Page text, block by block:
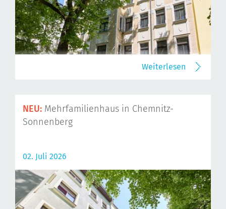
Weiterlesen
NEU: Mehrfamilienhaus in Chemnitz-
Sonnenberg
02. Juli 2026